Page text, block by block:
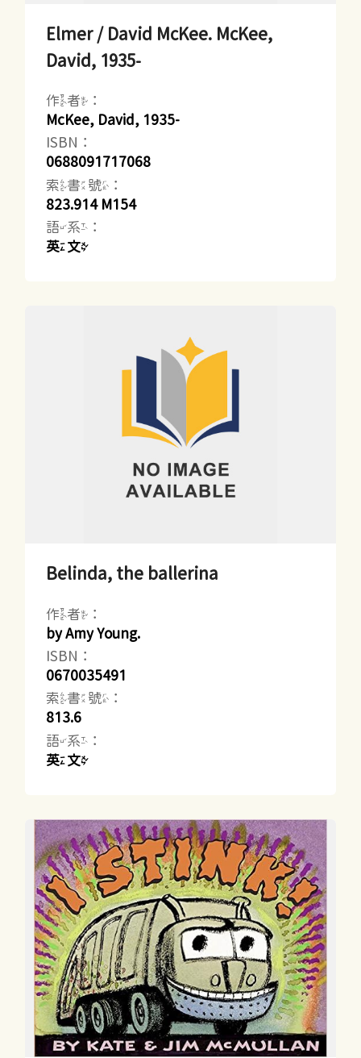
Elmer / David McKee. McKee,
David, 1935-
作者：
McKee, David, 1935-
ISBN：
0688091717068
索書號：
823.914 M154
語系：
英文
Belinda, the ballerina
作者：
by Amy Young.
ISBN：
0670035491
索書號：
813.6
語系：
英文